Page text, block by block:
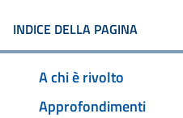
INDICE DELLA PAGINA
A chi è rivolto
Approfondimenti